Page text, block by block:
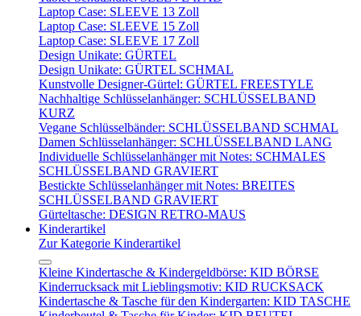
Laptop Case: SLEEVE 13 Zoll
Laptop Case: SLEEVE 15 Zoll
Laptop Case: SLEEVE 17 Zoll
Design Unikate: GÜRTEL
Design Unikate: GÜRTEL SCHMAL
Kunstvolle Designer-Gürtel: GÜRTEL FREESTYLE
Nachhaltige Schlüsselanhänger: SCHLÜSSELBAND
KURZ
Vegane Schlüsselbänder: SCHLÜSSELBAND SCHMAL
Damen Schlüsselanhänger: SCHLÜSSELBAND LANG
Individuelle Schlüsselanhänger mit Notes: SCHMALES
SCHLÜSSELBAND GRAVIERT
Bestickte Schlüsselanhänger mit Notes: BREITES
SCHLÜSSELBAND GRAVIERT
Gürteltasche: DESIGN RETRO-MAUS
Kinderartikel
Zur Kategorie Kinderartikel
Kleine Kindertasche & Kindergeldbörse: KID BÖRSE
Kinderrucksack mit Lieblingsmotiv: KID RUCKSACK
Kindertasche & Tasche für den Kindergarten: KID TASCHE